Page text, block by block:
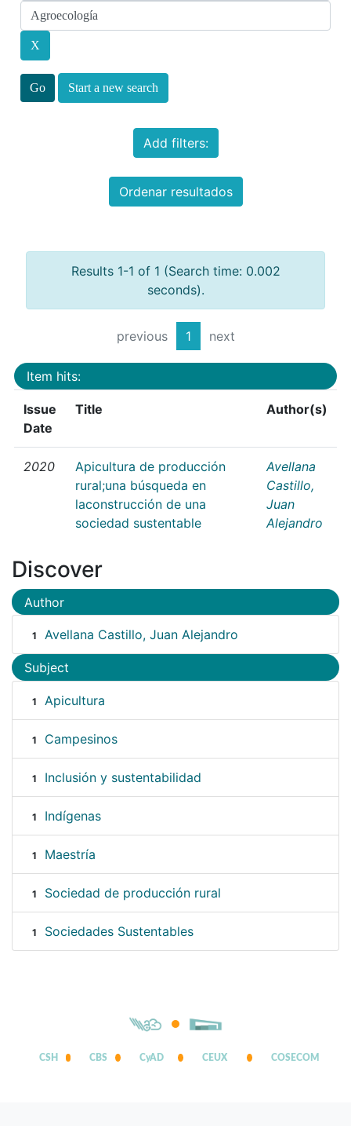
Start a new search
Add filters:
Ordenar resultados
Results 1-1 of 1 (Search time: 0.002
seconds).
previous 1 next
Item hits:
Issue
Date
Title Author(s)
2020
Apicultura de producción
rural;una búsqueda en
laconstrucción de una
sociedad sustentable
Avellana
Castillo,
Juan
Alejandro
Discover
Author
1 Avellana Castillo, Juan Alejandro
Subject
1 Apicultura
1 Campesinos
1 Inclusión y sustentabilidad
1 Indígenas
1 Maestría
1 Sociedad de producción rural
1 Sociedades Sustentables
CSH CBS CyAD CEUX COSECOM